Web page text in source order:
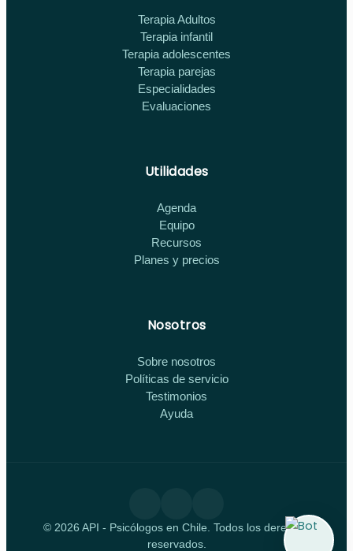
Terapia Adultos
Terapia infantil
Terapia adolescentes
Terapia parejas
Especialidades
Evaluaciones
Utilidades
Agenda
Equipo
Recursos
Planes y precios
Nosotros
Sobre nosotros
Políticas de servicio
Testimonios
Ayuda
© 2026 API - Psicólogos en Chile. Todos los derechos
reservados.